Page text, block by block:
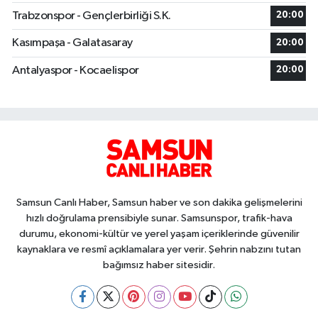
Trabzonspor - Gençlerbirliği S.K. 20:00
Kasımpaşa - Galatasaray 20:00
Antalyaspor - Kocaelispor 20:00
Samsun Canlı Haber, Samsun haber ve son dakika gelişmelerini
hızlı doğrulama prensibiyle sunar. Samsunspor, trafik-hava
durumu, ekonomi-kültür ve yerel yaşam içeriklerinde güvenilir
kaynaklara ve resmî açıklamalara yer verir. Şehrin nabzını tutan
bağımsız haber sitesidir.